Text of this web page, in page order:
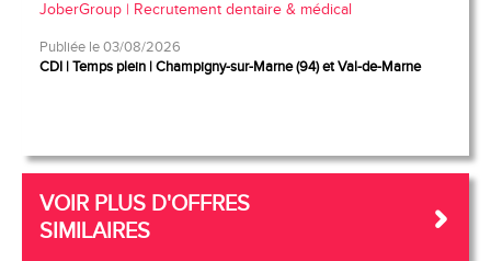
JoberGroup | Recrutement dentaire & médical
Publiée le 03/08/2026
CDI Temps plein Champigny-sur-Marne (94) et Val-de-Marne
VOIR PLUS D'OFFRES
SIMILAIRES